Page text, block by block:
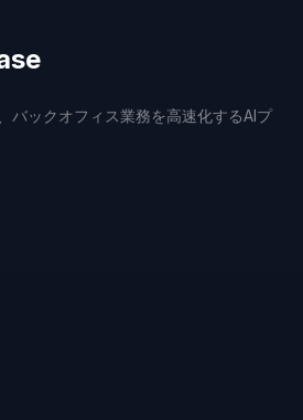
バックオフィス業務を高速化するAIプ